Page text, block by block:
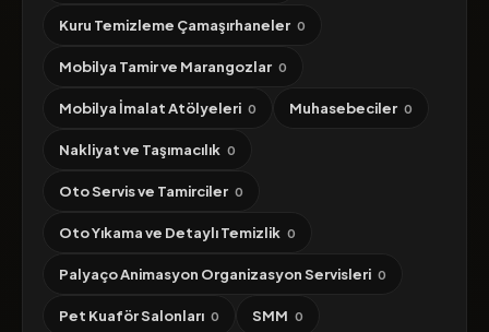
Kuru Temizleme Çamaşırhaneler 0
Mobilya Tamir ve Marangozlar 0
Mobilya İmalat Atölyeleri 0 Muhasebeciler 0
Nakliyat ve Taşımacılık 0
Oto Servis ve Tamirciler 0
Oto Yıkama ve Detaylı Temizlik 0
Palyaço Animasyon Organizasyon Servisleri 0
Pet Kuaför Salonları 0 SMM 0